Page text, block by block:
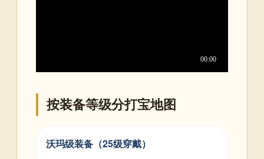
按装备等级分打宝地图
沃玛级装备（25级穿戴）